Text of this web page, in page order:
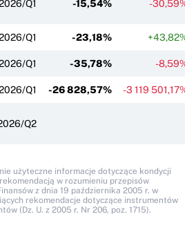
Q1 -15,54% -30,59%
Q1 -23,18% +43,82%
Q1 -35,78% -8,59%
Q1 -26 828,57% -3 119 501,17%
Q2
użyteczne informacje dotyczące kondycji
w rozumieniu przepisów
z dnia 19 października 2005 r. w
rekomendacje dotyczące instrumentów
(Dz. U. z 2005 r. Nr 206, poz. 1715).